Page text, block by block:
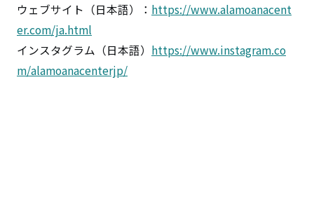
ウェブサイト（日本語）： https://www.alamoanacent
er.com/ja.html
インスタグラム（日本語） https://www.instagram.co
m/alamoanacenterjp/